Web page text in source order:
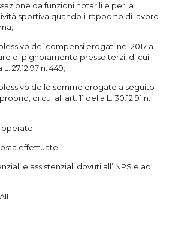
da funzioni notarili e per la
sportiva quando il rapporto di lavoro
dei compensi erogati nel 2017 a
di pignoramento presso terzi, di cui
L. 27.12.97 n. 449;
delle somme erogate a seguito
di cui all’art. 11 della L. 30.12.91 n.
effettuate;
e assistenziali dovuti all’INPS e ad